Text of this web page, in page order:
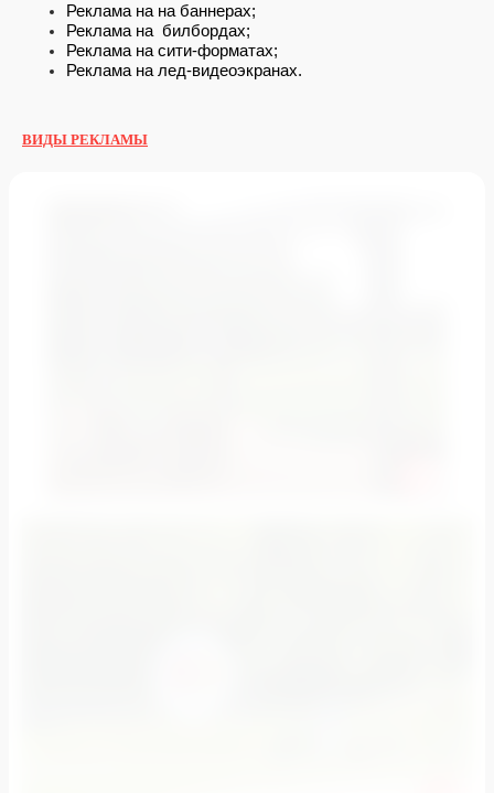
Реклама на на баннерах;
Реклама на  билбордах;
Реклама на сити-форматах;
Реклама на лед-видеоэкранах.
ВИДЫ РЕКЛАМЫ